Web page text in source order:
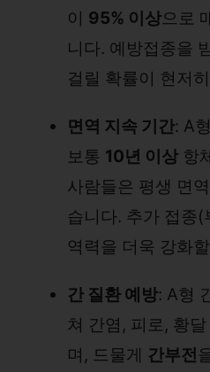
이 95% 이상으로
니다. 예방접종을
걸릴 확률이 현저
면역 지속 기간: A
보통 10년 이상 항
사람들은 평생 면
습니다. 추가 접종(
역력을 더욱 강화
간 질환 예방: A형
쳐 간염, 피로, 황
며, 드물게 간부전